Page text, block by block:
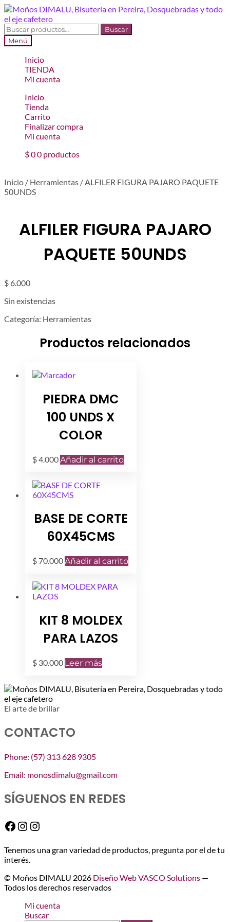
Ir
a
la
navegación
Ir
al
contenido
Buscar
por:
Buscar
Menú
Inicio
TIENDA
Mi cuenta
Inicio
Tienda
Carrito
Finalizar compra
Mi cuenta
$00 productos
Inicio / Herramientas /ALFILER FIGURA PAJARO PAQUETE
50UNDS
ALFILER FIGURA PAJARO
PAQUETE 50UNDS
$ 6.000
Sin existencias
Categoría: Herramientas
Productos relacionados
PIEDRA DMC
100 UNDS X
COLOR
$4.000Añadir al carrito
BASE DE CORTE
60X45CMS
$ 70.000Añadir al carrito
KIT 8 MOLDEX
PARA LAZOS
$ 30.000 Leer más
El arte de brillar
CONTACTO
Phone: (57) 313 628 9305
Email: monosdimalu@gmail.com
SÍGUENOS EN REDES
Facebook
Instagram
Instagram
Tenemos una gran variedad de productos, pregunta por el de tu
interés.
© Moños DIMALU 2026 Diseño Web VASCO Solutions —
Todos los derechos reservados
Mi cuenta
Buscar